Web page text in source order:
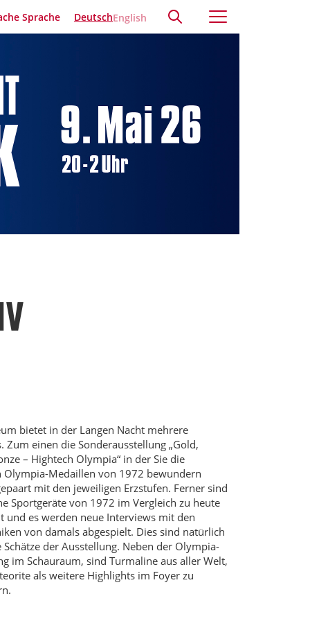
DeutschEnglish
Sprache
bietet in der Langen Nacht mehrere
Zum einen die Sonderausstellung „Gold,
– Hightech Olympia“ in der Sie die
Olympia-Medaillen von 1972 bewundern
mit den jeweiligen Erzstufen. Ferner sind
Sportgeräte von 1972 im Vergleich zu heute
und es werden neue Interviews mit den
von damals abgespielt. Dies sind natürlich
Schätze der Ausstellung. Neben der Olympia-
im Schauraum, sind Turmaline aus aller Welt,
als weitere Highlights im Foyer zu